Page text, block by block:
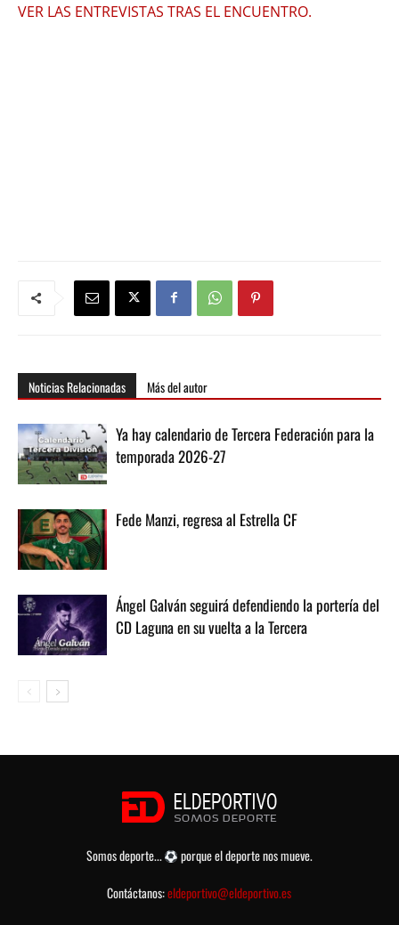
VER LAS ENTREVISTAS TRAS EL ENCUENTRO.
Noticias Relacionadas Más del autor
Ya hay calendario de Tercera Federación para la
temporada 2026-27
Fede Manzi, regresa al Estrella CF
Ángel Galván seguirá defendiendo la portería del
CD Laguna en su vuelta a la Tercera
Somos deporte...
porque el deporte nos mueve.
Contáctanos:eldeportivo@eldeportivo.es